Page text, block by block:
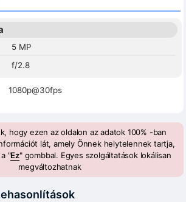
5 MP
f/2.8
1080p@30fps
hogy ezen az oldalon az adatok 100% -ban
lát, amely Önnek helytelennek tartja,
"Ez" gombbal. Egyes szolgáltatások lokálisan
megváltozhatnak